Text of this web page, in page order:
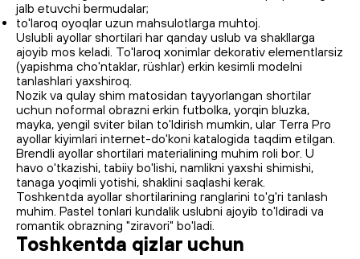
jalb etuvchi bermudalar;
to'laroq oyoqlar uzun mahsulotlarga muhtoj.
Uslubli ayollar shortilari har qanday uslub va shakllarga
ajoyib mos keladi. To'laroq xonimlar dekorativ elementlarsiz
(yapishma cho'ntaklar, rüshlar) erkin kesimli modelni
tanlashlari yaxshiroq.
Nozik va qulay shim matosidan tayyorlangan shortilar
uchun noformal obrazni erkin futbolka, yorqin bluzka,
mayka, yengil sviter bilan to'ldirish mumkin, ular Terra Pro
ayollar kiyimlari internet-do'koni katalogida taqdim etilgan.
Brendli ayollar shortilari materialining muhim roli bor. U
havo o'tkazishi, tabiiy bo'lishi, namlikni yaxshi shimishi,
tanaga yoqimli yotishi, shaklini saqlashi kerak.
Toshkentda ayollar shortilarining ranglarini to'g'ri tanlash
muhim. Pastel tonlari kundalik uslubni ajoyib to'ldiradi va
romantik obrazning "ziravori" bo'ladi.
Toshkentda qizlar uchun